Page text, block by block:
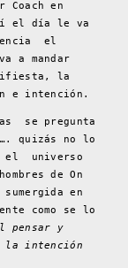
Coach en
el día le va
el
a mandar
la
e intención.
se pregunta
quizás no lo
el universo
de On
en
como se lo
pensar y
la intención